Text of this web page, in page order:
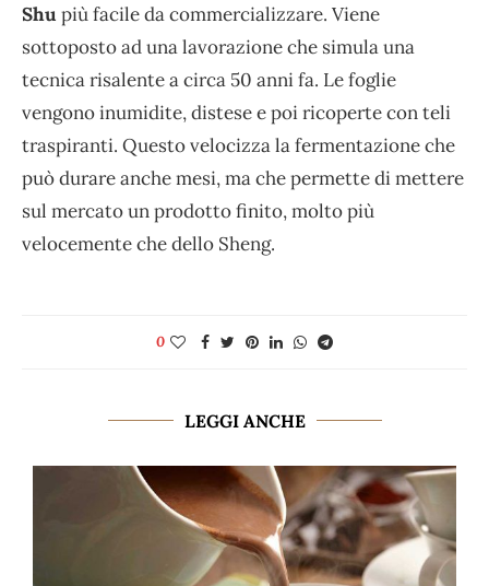
Shu più facile da commercializzare. Viene
sottoposto ad una lavorazione che simula una
tecnica risalente a circa 50 anni fa. Le foglie
vengono inumidite, distese e poi ricoperte con teli
traspiranti. Questo velocizza la fermentazione che
può durare anche mesi, ma che permette di mettere
sul mercato un prodotto finito, molto più
velocemente che dello Sheng.
0
LEGGI ANCHE